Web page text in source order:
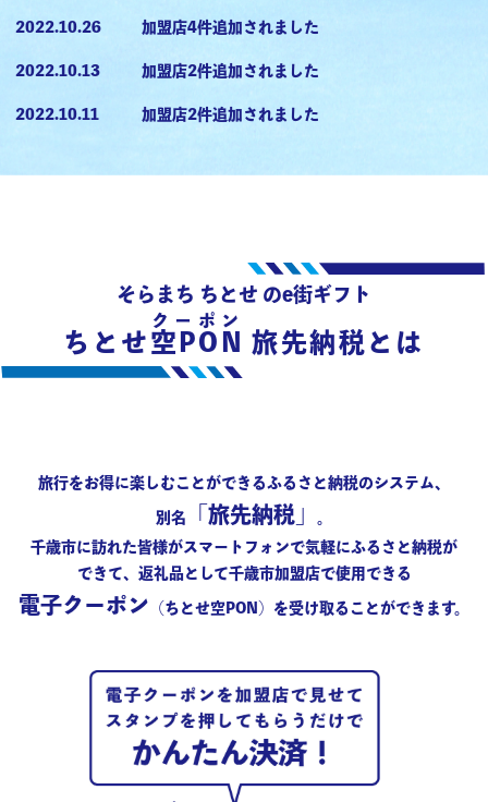
2022.10.26 加盟店4件追加されました
2022.10.13 加盟店2件追加されました
2022.10.11 加盟店2件追加されました
そらまち ちとせ のe街ギフト
ちとせ 空PON
クーポン
旅先納税とは
旅行をお得に楽しむことができるふるさと納税のシステム、
別名 「旅先納税」
。
千歳市に訪れた皆様がスマートフォンで気軽にふるさと納税が
できて、返礼品として千歳市加盟店で使用できる
電子クーポン （ちとせ空PON） を受け取ることができます。